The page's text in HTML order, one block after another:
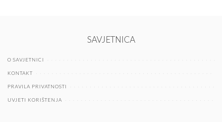
SAVJETNICA
O SAVJETNICI
KONTAKT
PRAVILA PRIVATNOSTI
UVJETI KORIŠTENJA